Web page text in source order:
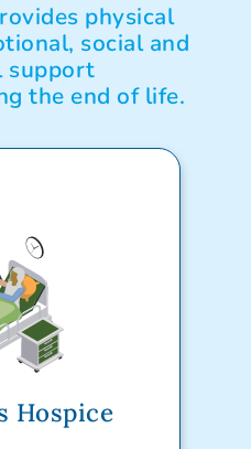
physical
social and
support
the end of life.
Hospice